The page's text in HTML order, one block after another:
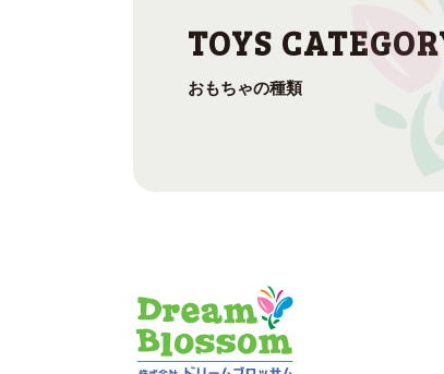
おもちゃの種類